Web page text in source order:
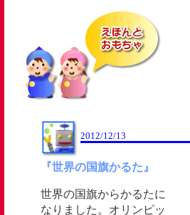
2012/12/13
『世界の国旗かるた』
世界の国旗からかるたに
なりました。オリンピッ